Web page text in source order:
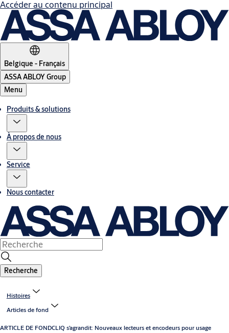
Accéder au contenu principal
Belgique - Français
ASSA ABLOY Group
Menu
Produits & solutions
À propos de nous
Service
Nous contacter
Recherche
Histoires
Articles de fond
ARTICLE DE FONDCLIQ s’agrandit: Nouveaux lecteurs et encodeurs pour usage